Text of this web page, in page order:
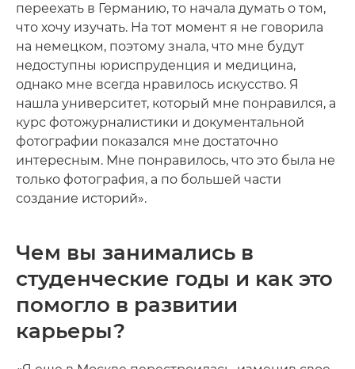
переехать в Германию, то начала думать о том,
что хочу изучать. На тот момент я не говорила
на немецком, поэтому знала, что мне будут
недоступны юриспруденция и медицина,
однако мне всегда нравилось искусство. Я
нашла университет, который мне понравился, а
курс фотожурналистики и документальной
фотографии показался мне достаточно
интересным. Мне понравилось, что это была не
только фотография, а по большей части
создание историй».
Чем вы занимались в
студенческие годы и как это
помогло в развитии
карьеры?